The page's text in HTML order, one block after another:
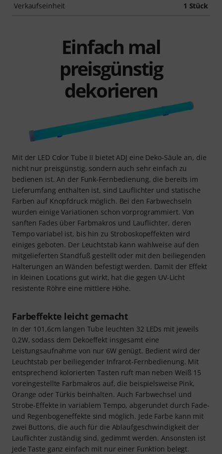
Verkaufseinheit 1 Stück
Einfach mal
preisgünstig
dekorieren
Mit der LED Color Tube II bietet ADJ eine Deko-Säule an, die
nicht nur preisgünstig, sondern auch sehr einfach zu
bedienen ist. An der Funk-Fernbedienung, die bereits im
Lieferumfang enthalten ist, sind Lauflichter und statische
Farben auf Knopfdruck möglich. Bei den Farbwechseln
wurden einige Variationen schon vorprogrammiert. Von
sanften Fades über Farbmakros und Lauflichter, deren
Tempo variabel ist, bis hin zu Stroboskopeffekten wird
einiges geboten. Der Leuchtstab kann wahlweise auf den
mitgelieferten Standfuß gestellt oder mit den beiliegenden
Halterungen an Wänden befestigt werden. Damit der Effekt
in kleinen Locations gut wirkt, hat die gegen UV-Licht
resistente Röhre eine mittlere Höhe.
Farbeffekte leicht gemacht
In der 101,6cm langen Tube leuchten 32 LEDs mit jeweils
0,2W, sodass dem Dekoeffekt insgesamt eine
Leistungsaufnahme von nur 6W genügt. Bedient wird der
Leuchtstab per beiliegender Infrarot-Fernbedienung. Mit
entsprechend kolorierten Tasten ruft man neben Weiß 15
voreingestellte Farbmakros auf, die beispielsweise Pink,
Orange oder Türkis beinhalten. Auch Farbwechsel und
Strobe-Effekte in variablem Tempo, abgerundet durch Fade-
und Regenbogeneffekte sind möglich. Jede Farbe kann mit
zwei Buttons, die auch für die Ablaufgeschwindigkeit der
Lauflichter zuständig sind, gedimmt werden. Ansonsten ist
jede Taste ganz einfach mit nur einer Funktion belegt.